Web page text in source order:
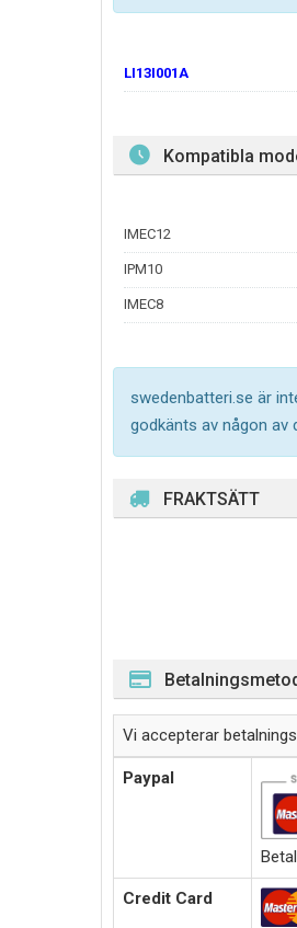
LI13I001A
Kompatibla
IMEC12
IPM10
IMEC8
swedenbatteri.se är
godkänts av någon av
FRAKTSÄTT
Vi accepterar
Paypal
Credit Card